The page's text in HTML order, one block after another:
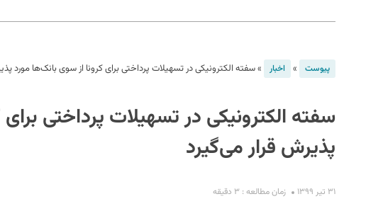
پیوست » اخبار »سفته الکترونیکی در تسهیلات پرداختی برای کرونا از سوی بانک‌ها مورد
سفته الکترونیکی در تسهیلات پرداختی
پذیرش قرار می‌گیرد
۳۱ تیر ۱۳۹۹ زمان مطالعه : ۳ دقیقه